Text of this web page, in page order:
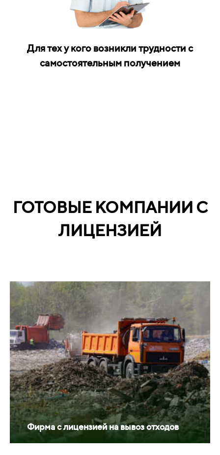
Для тех у кого возникли трудности с
самостоятельным получением
ГОТОВЫЕ КОМПАНИИ С
ЛИЦЕНЗИЕЙ
Фирма с лицензией на вывоз отходов